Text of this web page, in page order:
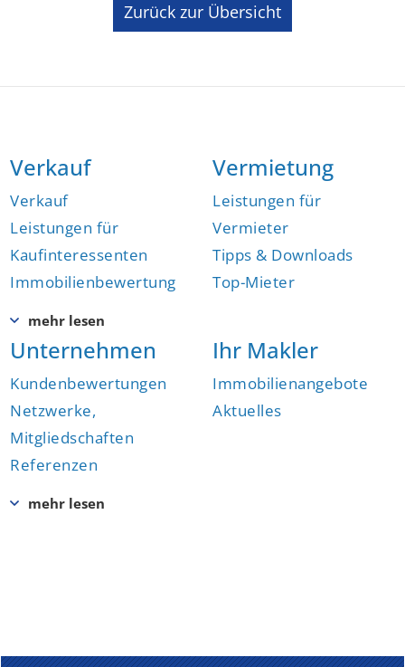
Zurück zur Übersicht
Verkauf
Verkauf
Leistungen für
Kaufinteressenten
Immobilienbewertung
Vermietung
Leistungen für
Vermieter
Tipps & Downloads
Top-Mieter
Unternehmen
Kundenbewertungen
Netzwerke,
Mitgliedschaften
Referenzen
Ihr Makler
Immobilienangebote
Aktuelles